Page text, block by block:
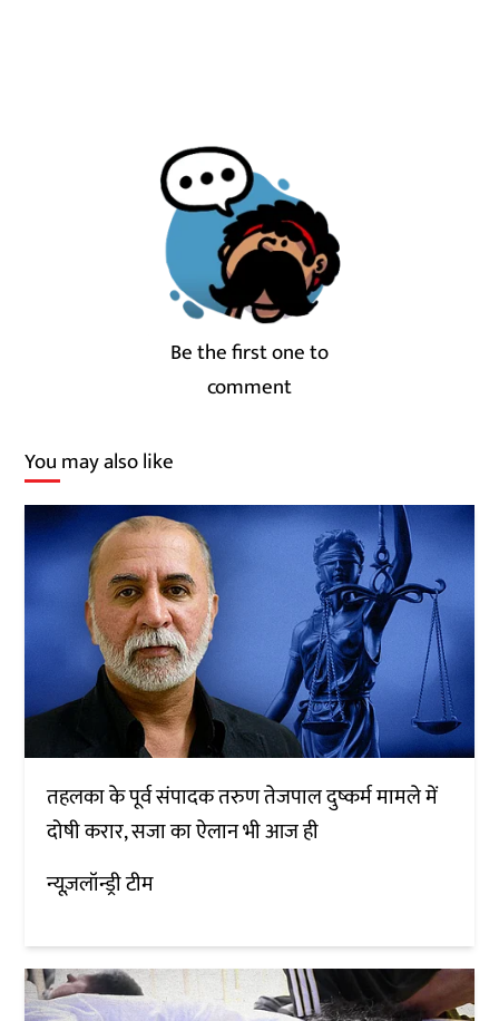
Be the first one to
comment
You may also like
तहलका के पूर्व संपादक तरुण तेजपाल दुष्कर्म मामले में
दोषी करार, सजा का ऐलान भी आज ही
न्यूज़लॉन्ड्री टीम